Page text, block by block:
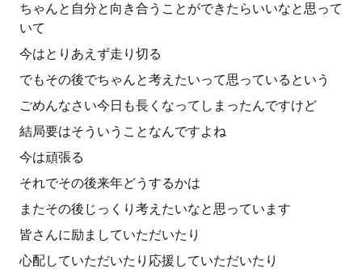
ちゃんと自分と向き合うことができたらいいなと思って
いて
今はとりあえず走り切る
でもその後でちゃんと考えたいって思っているという
ごめんなさい今日も長くなってしまったんですけど
結局要はそういうことなんですよね
今は頑張る
それでその後来年どうするかは
またその後じっくり考えたいなと思っています
皆さんに励ましていただいたり
心配していただいたり応援していただいたり